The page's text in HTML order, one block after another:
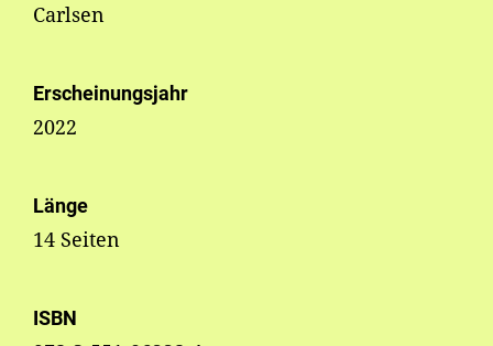
Carlsen
Erscheinungsjahr
2022
Länge
14 Seiten
ISBN